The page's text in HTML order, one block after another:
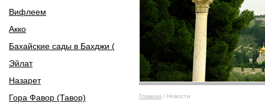
Вифлеем
Акко
Бахайские сады в Бахджи (
Эйлат
Назарет
Гора Фавор (Тавор)
Главная / Новости